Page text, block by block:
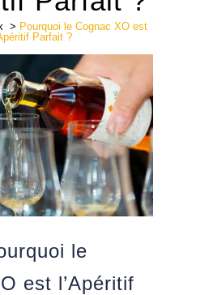
> Pourquoi le Cognac XO est
Parfait ?
le
est l’Apéritif